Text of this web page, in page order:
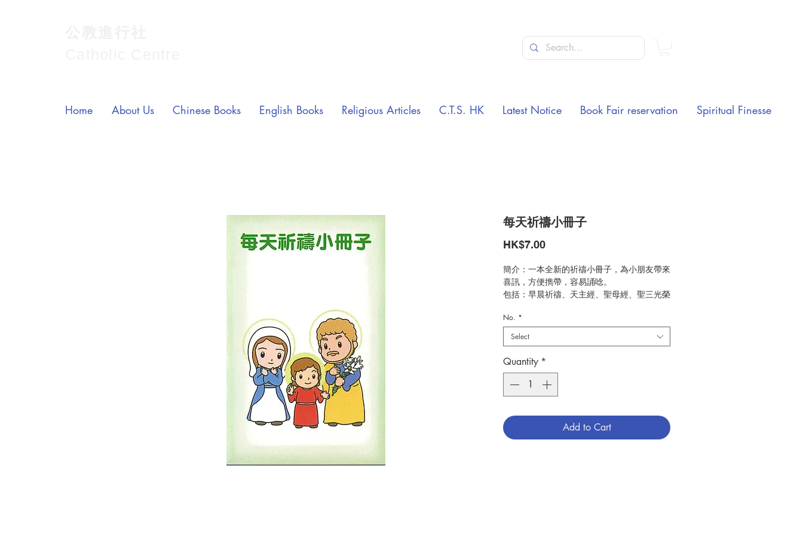
每天祈禱小冊子
HK$7.00Price
簡介：一本全新的祈禱小冊子，為小朋友帶來
喜訊，方便擕帶，容易誦唸。
包括：早晨祈禱、天主經、聖母經、聖三光榮
後經、晚禱。
Size：8.5cm x 5.5cm
作者：劉婉雯
出版：劉婉雯
頁數：24
初版日期：2018.06
No. 3409999003
No. *
Select
Quantity *
Add to Cart
Home About Us Chinese Books English Books Religious Articles C.T.S. HK Latest Notice Book Fair reservation Spiritual Finesse